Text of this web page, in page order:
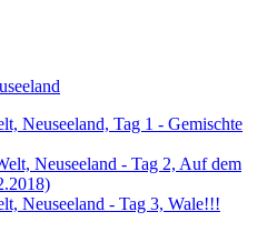
Neuseeland, Tag 1 - Gemischte
Neuseeland - Tag 2, Auf dem
Neuseeland - Tag 3, Wale!!!